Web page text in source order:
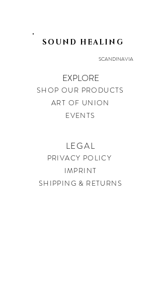
SOUND HEALING
SCANDINAVIA
EXPLORE
SHOP OUR PRODUCTS
ART OF UNION
EVENTS
LEGAL
PRIVACY POLICY
IMPRINT
SHIPPING & RETURNS